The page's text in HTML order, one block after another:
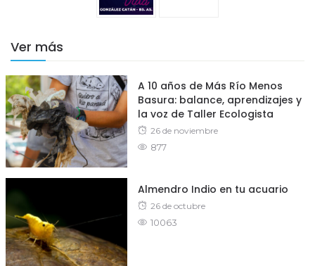
Ver más
A 10 años de Más Río Menos
Basura: balance, aprendizajes y
la voz de Taller Ecologista
Posted
on
26 de noviembre
877
Almendro Indio en tu acuario
Posted
on
26 de octubre
10063